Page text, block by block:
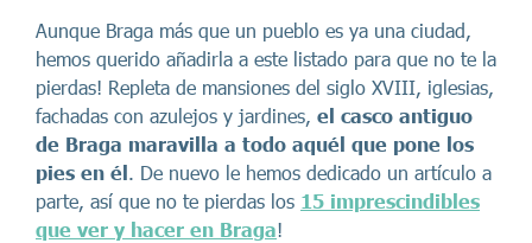
Aunque Braga más que un pueblo es ya una ciudad,
hemos querido añadirla a este listado para que no te la
pierdas! Repleta de mansiones del siglo XVIII, iglesias,
fachadas con azulejos y jardines, el casco antiguo
de Braga maravilla a todo aquél que pone los
pies en él. De nuevo le hemos dedicado un artículo a
parte, así que no te pierdas los 15 imprescindibles
que ver y hacer en Braga!